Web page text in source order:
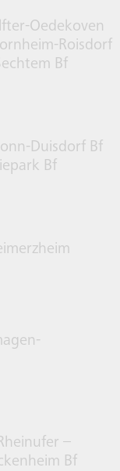
Oedekoven
Roisdorf
Bf
gehen
Duisdorf Bf
Bf
gehen
gehen
gehen
–
Bf